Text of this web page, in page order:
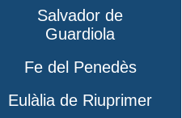
Salvador de
Guardiola
Fe del Penedès
Eulàlia de Riuprimer